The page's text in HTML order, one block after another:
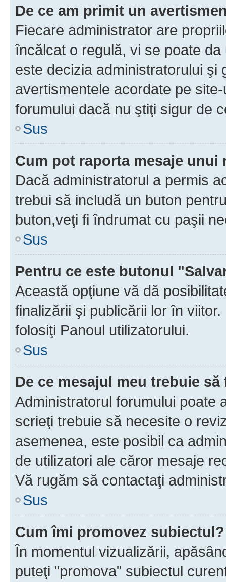
De ce am primit un
Fiecare administrator are
încălcat o regulă, vi se poate
este decizia administratorului şi
avertismentele acordate pe
forumului dacă nu ştiţi sigur de
Sus
Cum pot raporta mesaje unui
Dacă administratorul a permis
trebui să includă un buton
buton,veţi fi îndrumat cu paşii
Sus
Pentru ce este butonul
Această opţiune vă dă
finalizării şi publicării lor în
folosiţi Panoul utilizatorului.
Sus
De ce mesajul meu trebuie
Administratorul forumului poate
scrieţi trebuie să necesite o
asemenea, este posibil ca
de utilizatori ale căror mesaje
Vă rugăm să contactaţi
Sus
Cum îmi promovez subiectul?
În momentul vizualizării,
puteţi "promova" subiectul